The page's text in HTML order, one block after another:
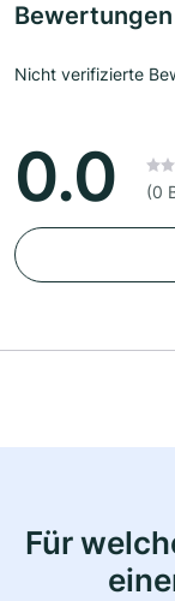
Bewertungen
Nicht verifizierte
0.0 (0
Für